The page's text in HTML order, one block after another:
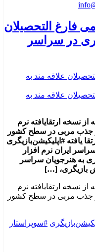
فارغ التحصیلان
در سراسر
نسخه ارتقایافته نرم
و جذب مربی در سطح کشور
یافته #اپلیکیشن‌بازیگری
ایران نرم افزار
به هنرجویان سراسر
بازیگری، […]
نسخه ارتقایافته نرم
و جذب مربی در سطح کشور
#سوپراستار